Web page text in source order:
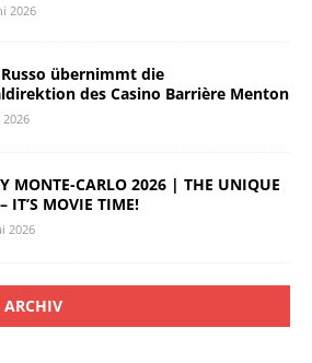
2026
übernimmt die
des Casino Barrière Menton
2026
MONTE-CARLO 2026 | THE UNIQUE
IT’S MOVIE TIME!
2026
ARCHIV